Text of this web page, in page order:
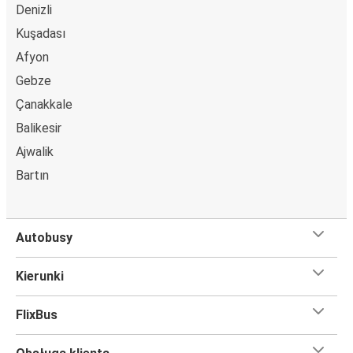
Denizli
Kuşadası
Afyon
Gebze
Çanakkale
Balikesir
Ajwalik
Bartın
Autobusy
Kierunki
FlixBus